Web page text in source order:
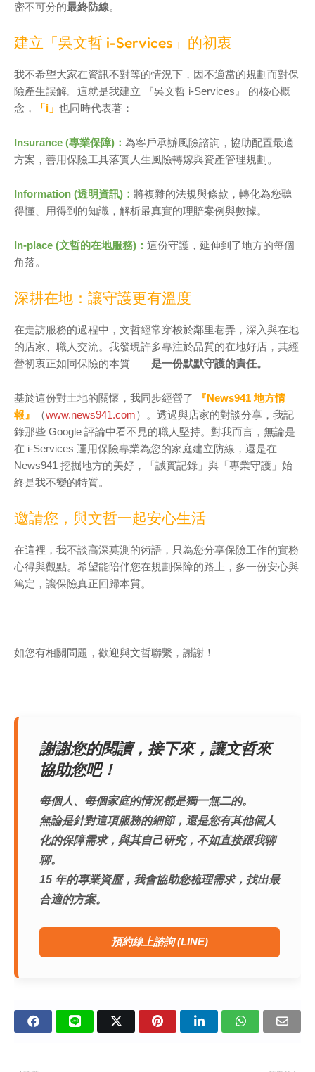
密不可分的最終防線。
建立「吳文哲 i-Services」的初衷
我不希望大家在資訊不對等的情況下，因不適當的規劃而對保
險產生誤解。這就是我建立 『吳文哲 i-Services』 的核心概
念，
「i」 也同時代表著：
Insurance (專業保障)： 為客戶承辦風險諮詢，協助配置最適
方案，善用保險工具落實人生風險轉嫁與資產管理規劃。
Information (透明資訊)： 將複雜的法規與條款，轉化為您聽
得懂、用得到的知識，解析最真實的理賠案例與數據。
In-place (文哲的在地服務)： 這份守護，延伸到了地方的每個
角落。
深耕在地：讓守護更有溫度
在走訪服務的過程中，文哲經常穿梭於鄰里巷弄，深入與在地
的店家、職人交流。我發現許多專注於品質的在地好店，其經
營初衷正如同保險的本質——是一份默默守護的責任。
基於這份對土地的關懷，我同步經營了
『News941 地方情
報』
（www.news941.com）。透過與店家的對談分享，我記
錄那些 Google 評論中看不見的職人堅持。對我而言，無論是
在 i-Services 運用保險專業為您的家庭建立防線，還是在
News941 挖掘地方的美好，「誠實記錄」與「專業守護」始
終是我不變的特質。
邀請您，與文哲一起安心生活
在這裡，我不談高深莫測的術語，只為您分享保險工作的實務
心得與觀點。希望能陪伴您在規劃保障的路上，多一份安心與
篤定，讓保險真正回歸本質。
如您有相關問題，歡迎與文哲聯繫，謝謝！
謝謝您的閱讀，接下來，讓文哲來
協助您吧！
每個人、每個家庭的情況都是獨一無二的。
無論是針對這項服務的細節，還是您有其他個人
化的保障需求，與其自己研究，不如直接跟我聊
聊。
15 年的專業資歷，我會協助您梳理需求，找出最
合適的方案。
預約線上諮詢 (LINE)